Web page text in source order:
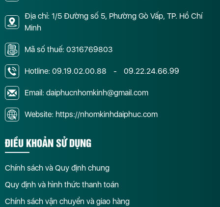
Địa chỉ: 1/5 Đường số 5, Phường Gò Vấp, TP. Hồ Chí
Minh
Mã số thuế: 0316769803
Hotline: 09.19.02.00.88 - 09.22.24.66.99
Email: daiphucnhomkinh@gmail.com
Website: https://nhomkinhdaiphuc.com
ĐIỀU KHOẢN SỬ DỤNG
Chính sách và Quy định chung
Quy định và hình thức thanh toán
Chính sách vận chuyển và giao hàng